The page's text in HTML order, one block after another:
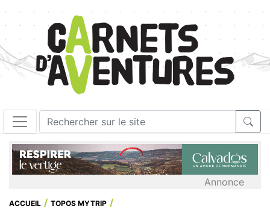
Annonce
ACCUEIL
TOPOS MYTRIP